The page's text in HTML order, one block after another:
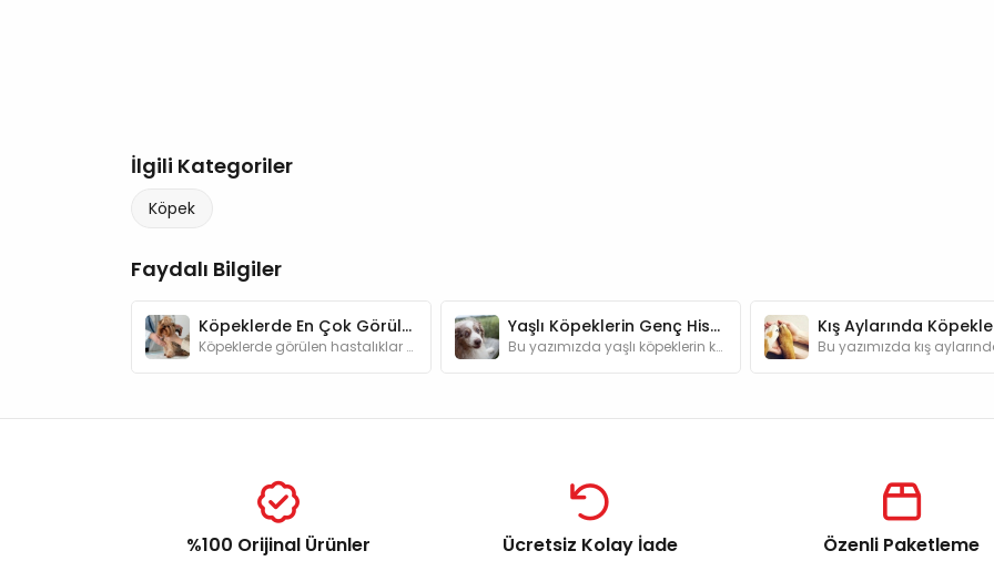
İlgili Kategoriler
Köpek
Faydalı Bilgiler
Köpeklerde En Çok Görülen 12 Hastalık ve Tedavisi
Köpeklerde görülen hastalıklar hakkında bilgi sahibi olmak, erken teşhis açısından oldukça önemlidir.
Yaşlı Köpeklerin Genç Hissetmesini Sağlayacak 6 Yöntem
Bu yazımızda yaşlı köpeklerin konforunu ve mutluluğunu artıracak öneriler bulabilirsiniz.
%100 Orijinal Ürünler Ücretsiz Kolay İade Özenli Paketleme